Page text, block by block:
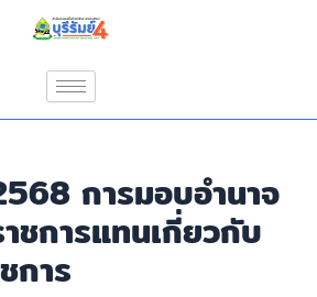
การมอบอำนาจ
ชการแทนเกี่ยวกับ
การ